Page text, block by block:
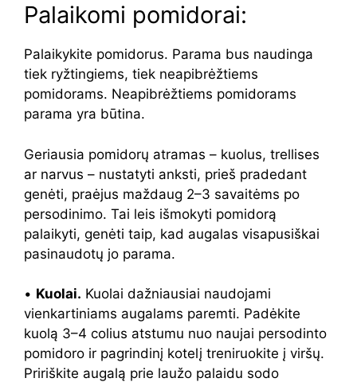
Palaikomi pomidorai:
Palaikykite pomidorus. Parama bus naudinga
tiek ryžtingiems, tiek neapibrėžtiems
pomidorams. Neapibrėžtiems pomidorams
parama yra būtina.
Geriausia pomidorų atramas – kuolus, trellises
ar narvus – nustatyti anksti, prieš pradedant
genėti, praėjus maždaug 2–3 savaitėms po
persodinimo. Tai leis išmokyti pomidorą
palaikyti, genėti taip, kad augalas visapusiškai
pasinaudotų jo parama.
• Kuolai. Kuolai dažniausiai naudojami
vienkartiniams augalams paremti. Padėkite
kuolą 3–4 colius atstumu nuo naujai persodinto
pomidoro ir pagrindinį kotelį treniruokite į viršų.
Pririškite augalą prie laužo palaidu sodo